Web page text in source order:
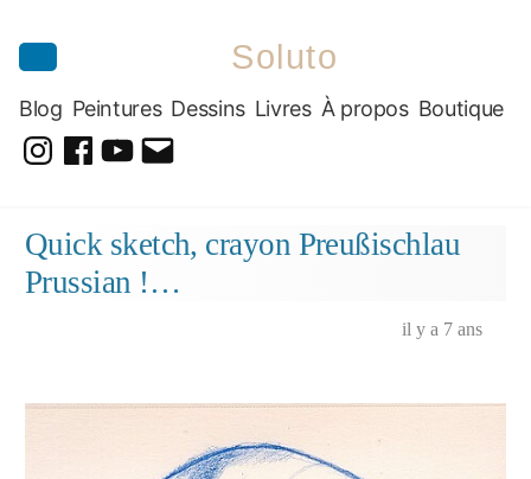
Soluto
Blog Peintures Dessins Livres À propos Boutique
Dessins
contenu
Quick sketch, crayon Preußischlau
Prussian !…
il y a 7 ans